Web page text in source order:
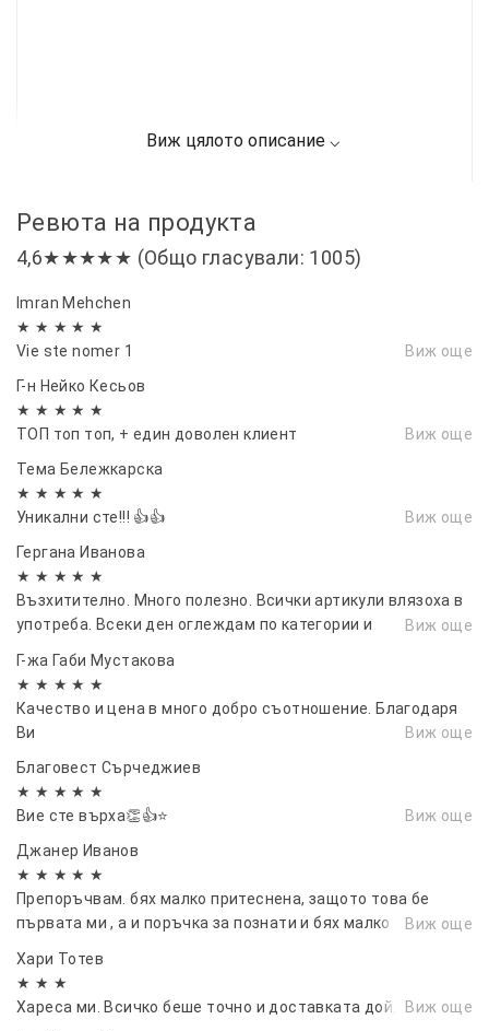
Ревюта на продукта
4,6★★★★★ (Общо гласували: 1005)
Imran Mehchen
★ ★ ★ ★ ★
Vie ste nomer 1
Виж още
Г-н Нейко Кесьов
★ ★ ★ ★ ★
ТОП топ топ, + един доволен клиент
Виж още
Тема Бележкарска
★ ★ ★ ★ ★
Уникални сте!!! 👍👍
Виж още
Гергана Иванова
★ ★ ★ ★ ★
Възхитително. Много полезно. Всички артикули влязоха в
употреба. Всеки ден оглеждам по категории и
за безплатна доставка - поръчвам
Виж още
Г-жа Габи Мустакова
★ ★ ★ ★ ★
Качество и цена в много добро съотношение. Благодаря
Ви
Виж още
Благовест Сърчеджиев
★ ★ ★ ★ ★
Вие сте върха👏👍⭐
Виж още
Джанер Иванов
★ ★ ★ ★ ★
Препоръчвам. бях малко притеснена, защото това бе
първата ми , а и поръчка за познати и бях малко
се възползвам...
Виж още
Хари Тотев
★ ★ ★
Хареса ми. Всичко беше точно и доставката дойде бързо
Виж още